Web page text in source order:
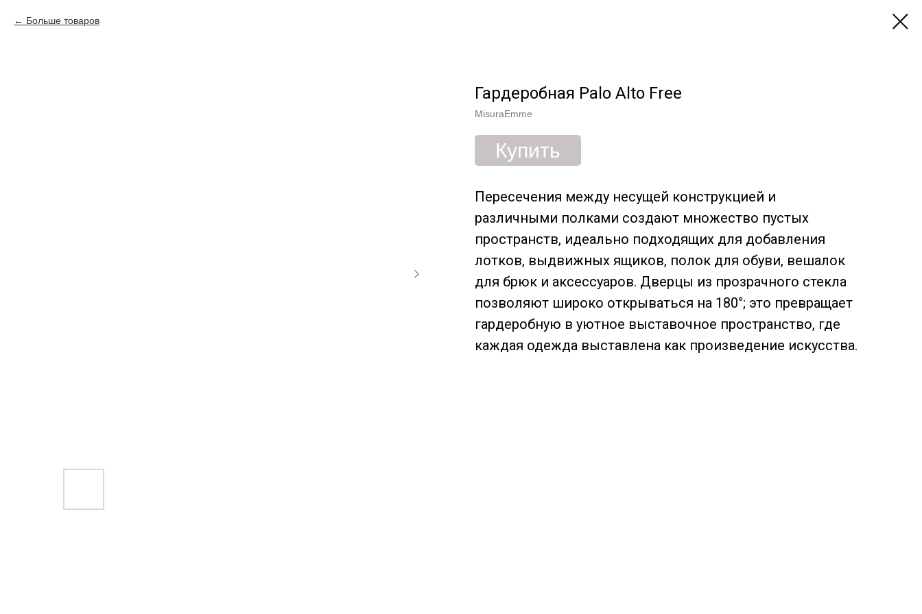
Больше товаров
Гардеробная Palo Alto Free
MisuraEmme
Купить
Пересечения между несущей конструкцией и
различными полками создают множество пустых
пространств, идеально подходящих для добавления
лотков, выдвижных ящиков, полок для обуви, вешалок
для брюк и аксессуаров. Дверцы из прозрачного стекла
позволяют широко открываться на 180°; это превращает
гардеробную в уютное выставочное пространство, где
каждая одежда выставлена как произведение искусства.